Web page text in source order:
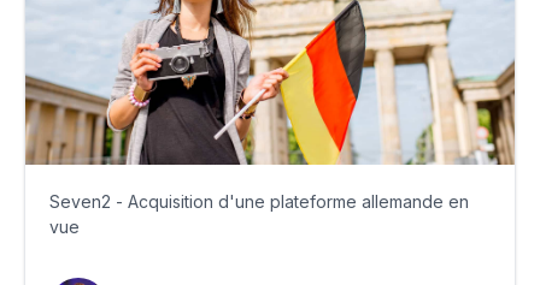
Seven2 - Acquisition d'une plateforme allemande en
vue